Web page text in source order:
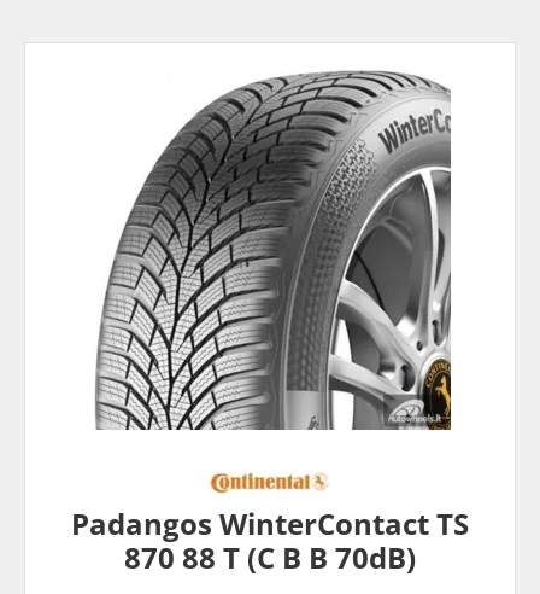
Padangos WinterContact TS
870 88 T (C B B 70dB)